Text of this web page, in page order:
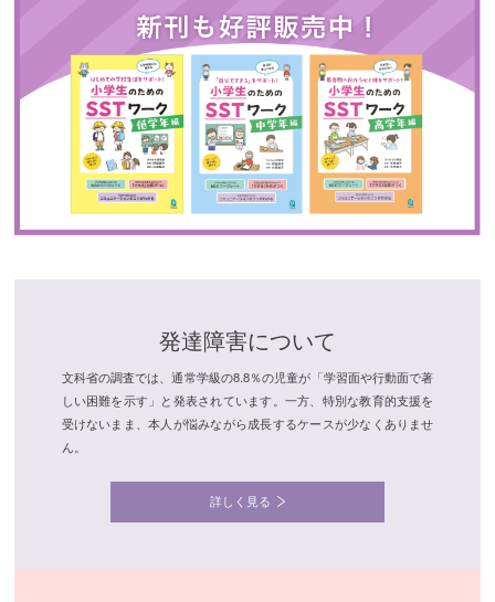
発達障害について
文科省の調査では、通常学級の8.8％の児童が「学習面や行動面で著
しい困難を示す」と発表されています。一方、特別な教育的支援を
受けないまま、本人が悩みながら成長するケースが少なくありませ
ん。
詳しく見る